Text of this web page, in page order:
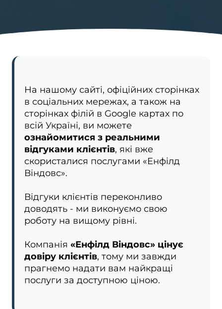
проблему
На нашому сайті, офіційних сторінках
в соціальних мережах, а також на
сторінках філій в Google картах по
всій Україні, ви можете
ознайомитися з реальними
відгуками клієнтів, які вже
скористалися послугами «Енфілд
Віндовс».
Відгуки клієнтів переконливо
доводять - ми виконуємо свою
роботу на вищому рівні.
Компанія «Енфілд Віндовс» цінує
довіру клієнтів, тому ми завжди
прагнемо надати вам найкращі
послуги за доступною ціною.